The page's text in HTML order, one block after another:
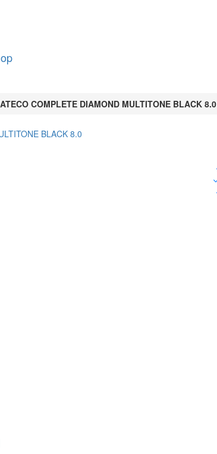
COMPLETE DIAMOND MULTITONE BLACK 8.0